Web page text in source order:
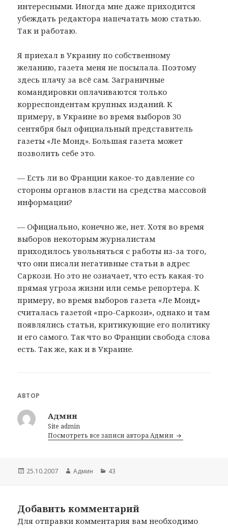
интересными. Иногда мне даже приходится
убеждать редактора напечатать мою статью.
Так и работаю.
Я приехал в Украину по собственному
желанию, газета меня не посылала. Поэтому
здесь плачу за всё сам. Заграничные
командировки оплачиваются только
корреспондентам крупных изданий. К
примеру, в Украине во время выборов 30
сентября был официальный представитель
газеты «Ле Монд». Большая газета может
позволить себе это.
— Есть ли во Франции какое-то давление со
стороны органов власти на средства массовой
информации?
— Официально, конечно же, нет. Хотя во время
выборов некоторым журналистам
приходилось увольняться с работы из-за того,
что они писали негативные статьи в адрес
Саркози. Но это не означает, что есть какая-то
прямая угроза жизни или семье репортера. К
примеру, во время выборов газета «Ле Монд»
считалась газетой «про-Саркози», однако и там
появлялись статьи, критикующие его политику
и его самого. Так что во Франции свобода слова
есть. Так же, как и в Украине.
АВТОР
Админ
Site admin
Посмотреть все записи автора Админ
Опубликовано
25.10.2007 Автор
Админ Рубрики
43
Добавить комментарий
Для отправки комментария вам необходимо